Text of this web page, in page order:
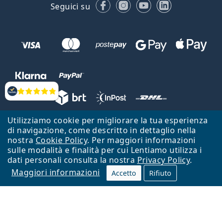
Utilizziamo cookie per migliorare la tua esperienza
di navigazione, come descritto in dettaglio nella
nostra Cookie Policy. Per maggiori informazioni
sulle modalità e finalità per cui Lentiamo utilizza i
dati personali consulta la nostra Privacy Policy.
Maggiori informazioni
Accetto Rifiuto
Valutazione
Seguici su FacebookInstagram
YouTubeLinkedIn
Lentiamo s.r.o., Vídeňská 12, 37833 Nová Bystřice, Repubblica Ceca.
Partita IVA: CZ26104784
Torna alla Home Page
Vai all'inizio
Il sito Lentiamo.it è proprietà di Lentiamo s.r.o., che ne detiene la
Online - per te - da 18 anni!